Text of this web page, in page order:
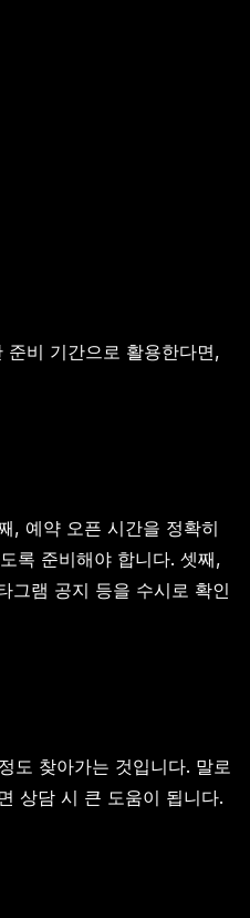
비 기간으로 활용한다면,
, 예약 오픈 시간을 정확히
록 준비해야 합니다. 셋째,
그램 공지 등을 수시로 확인
도 찾아가는 것입니다. 말로
상담 시 큰 도움이 됩니다.